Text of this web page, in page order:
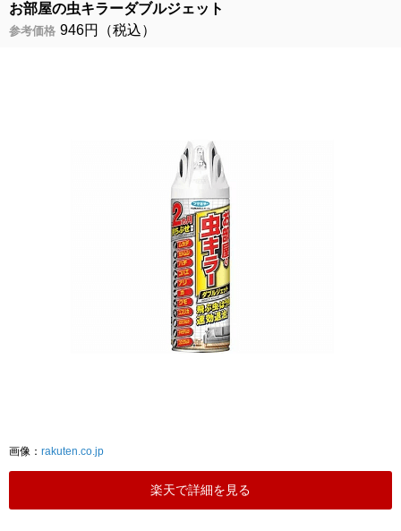
画像： rakuten.co.jp
お部屋の虫キラーダブルジェット
参考価格 946円（税込）
楽天で詳細を見る